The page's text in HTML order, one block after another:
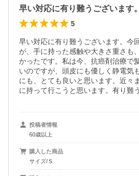
5
早い対応に有り難うございます。今
が、手に持った感触や大きさ重さも
かったです。私は今、抗癌剤治療で
いのですが、頭皮にも優しく静電気
にも、とても良いと思います。近々
に持って行こうと思います。有り難
投稿者情報
60歳以上
購入した商品
サイズ/Ｓ